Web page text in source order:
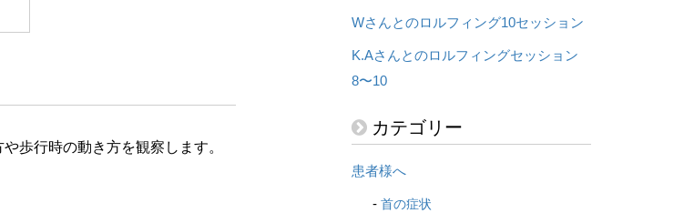
歩行時の動き方を観察します。
Wさんとのロルフィング10セッション
K.Aさんとのロルフィングセッション
8〜10
カテゴリー
患者様へ
首の症状